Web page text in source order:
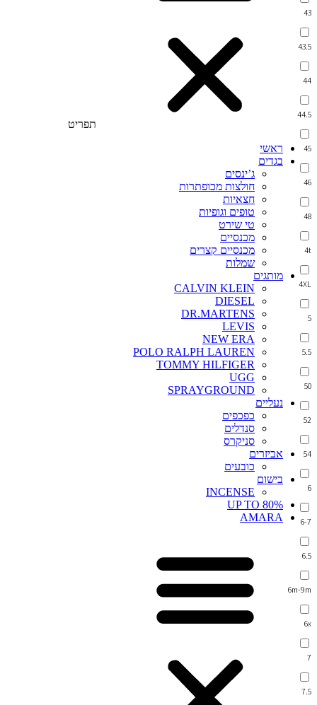
43
43.5
44
44.5
45
46
48
4t
4XL
5
5.5
50
52
54
6
6-7
6.5
6m-9m
6x
7
7.5
תפריט
ראשי
בגדים
ג’ינסים
חולצות מכופתרות
חצאיות
טופים וגופיות
טי שירט
מכנסיים
מכנסיים קצרים
שמלות
מותגים
CALVIN KLEIN
DIESEL
DR.MARTENS
LEVIS
NEW ERA
POLO RALPH LAUREN
TOMMY HILFIGER
UGG
SPRAYGROUND
נעליים
כפכפים
סנדלים
סניקרס
אביזרים
כובעים
בישום
INCENSE
UP TO 80%
AMARA